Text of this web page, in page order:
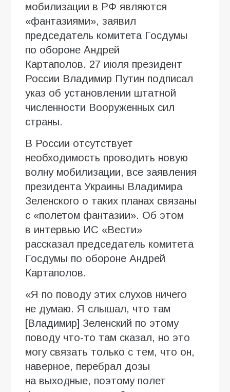
мобилизации в РФ являются
«фантазиями», заявил
председатель комитета Госдумы
по обороне Андрей
Картаполов. 27 июля президент
России Владимир Путин подписал
указ об установлении штатной
численности Вооруженных сил
страны.
В России отсутствует
необходимость проводить новую
волну мобилизации, все заявления
президента Украины Владимира
Зеленского о таких планах связаны
с «полетом фантазии». Об этом
в интервью ИC «Вести»
рассказал председатель комитета
Госдумы по обороне Андрей
Картаполов.
«Я по поводу этих слухов ничего
не думаю. Я слышал, что там
[Владимир] Зеленский по этому
поводу что-то там сказал, но это
могу связать только с тем, что он,
наверное, перебрал дозы
на выходные, поэтому полет